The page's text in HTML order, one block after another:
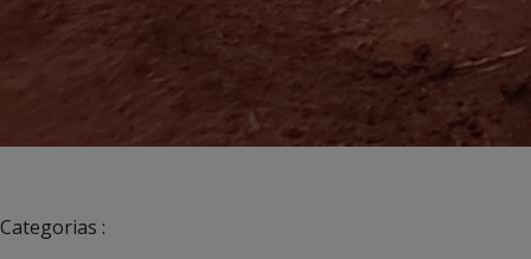
Categorias :